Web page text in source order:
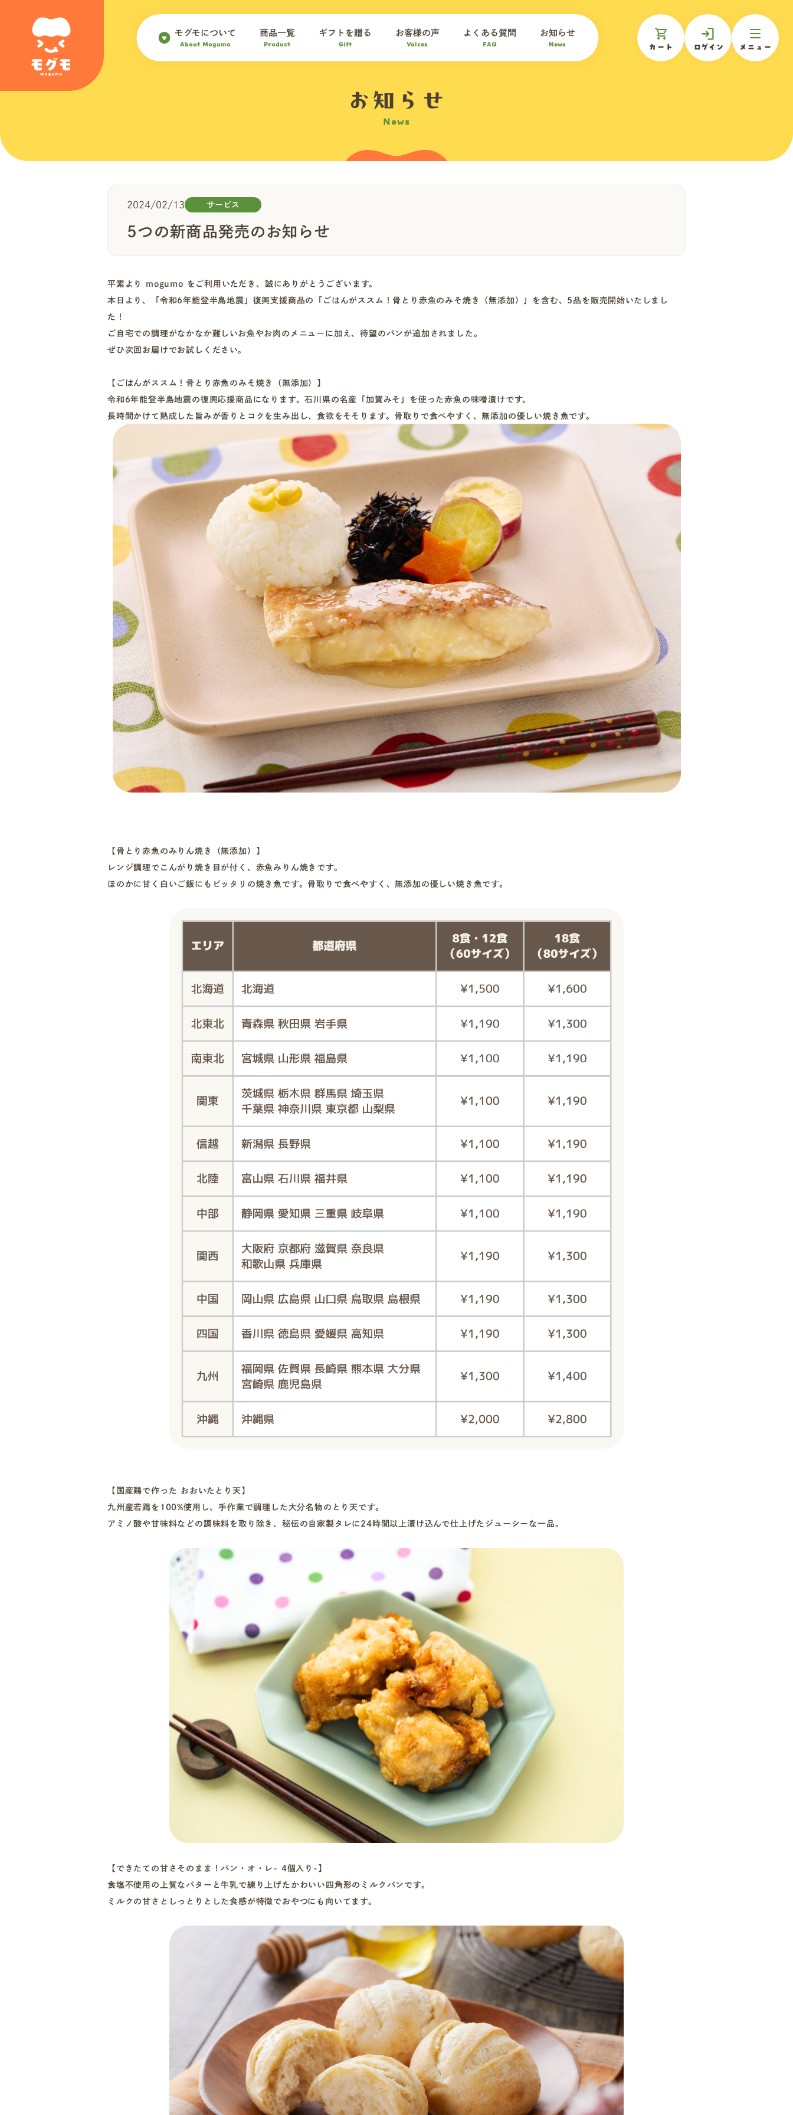
モグモについて
About Mogumo
商品一覧
Product
ギフトを贈る
Gift
お客様の声
Voices
よくある質問
FAQ
お知らせ
News カート ログイン メニュー
お知らせ
News
2024/02/13 サービス
5つの新商品発売のお知らせ
平素より mogumo をご利用いただき、誠にありがとうございます。
本日より、「令和6年能登半島地震」復興支援商品の「ごはんがススム！骨とり赤魚のみそ焼き（無添加）」を含む、5品を販売開始いたしまし
た！
ご自宅での調理がなかなか難しいお魚やお肉のメニューに加え、待望のパンが追加されました。
ぜひ次回お届けでお試しください。
【ごはんがススム！骨とり赤魚のみそ焼き（無添加）】
令和6年能登半島地震の復興応援商品になります。石川県の名産「加賀みそ」を使った赤魚の味噌漬けです。
長時間かけて熟成した旨みが香りとコクを生み出し、食欲をそそります。骨取りで食べやすく、無添加の優しい焼き魚です。
【骨とり赤魚のみりん焼き（無添加）】
レンジ調理でこんがり焼き目が付く、赤魚みりん焼きです。
ほのかに甘く白いご飯にもピッタリの焼き魚です。骨取りで食べやすく、無添加の優しい焼き魚です。
【国産鶏で作った おおいたとり天】
九州産若鶏を100%使用し、手作業で調理した大分名物のとり天です。
アミノ酸や甘味料などの調味料を取り除き、秘伝の自家製タレに24時間以上漬け込んで仕上げたジューシーな一品。
【できたての甘さそのまま！パン・オ・レ- 4個入り-】
食塩不使用の上質なバターと牛乳で練り上げたかわいい四角形のミルクパンです。
ミルクの甘さとしっとりとした食感が特徴でおやつにも向いてます。